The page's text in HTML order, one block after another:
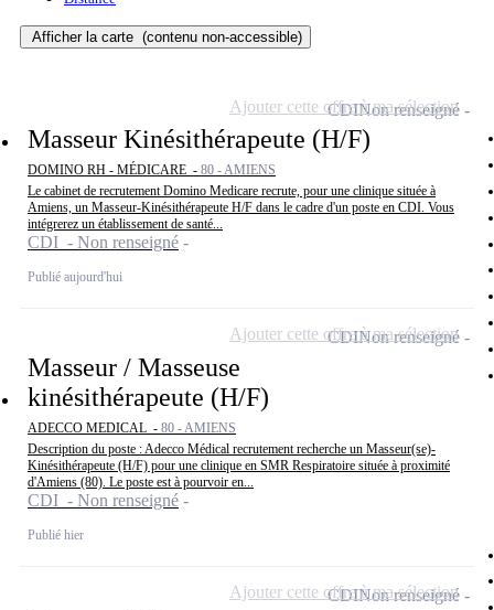
Afficher la carte (contenu non-accessible)
Masseur Kinésithérapeute (H/F)
DOMINO RH - MÉDICARE - 80 - AMIENS
Le cabinet de recrutement Domino Medicare recrute, pour une clinique située à
Amiens, un Masseur-Kinésithérapeute H/F dans le cadre d'un poste en CDI. Vous
intégrerez un établissement de santé...
CDI - Non renseigné
Publié aujourd'hui
CDINon renseigné
Ajouter cette offre à ma sélection
Masseur / Masseuse
kinésithérapeute (H/F)
ADECCO MEDICAL - 80 - AMIENS
Description du poste : Adecco Médical recrutement recherche un Masseur(se)-
Kinésithérapeute (H/F) pour une clinique en SMR Respiratoire située à proximité
d'Amiens (80). Le poste est à pourvoir en...
CDI - Non renseigné
Publié hier
CDINon renseigné
Ajouter cette offre à ma sélection
CDINon renseigné
Ajouter cette offre à ma sélection